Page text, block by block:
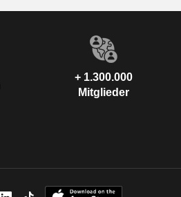
+ 1.300.000
Mitglieder